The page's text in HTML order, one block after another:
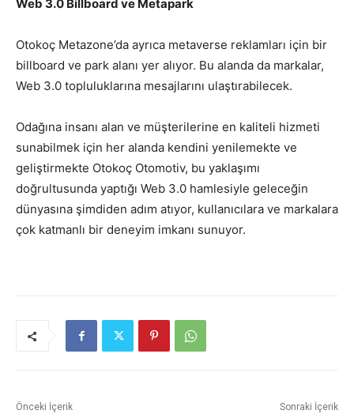
Web 3.0 Billboard ve Metapark
Otokoç Metazone’da ayrıca metaverse reklamları için bir
billboard ve park alanı yer alıyor. Bu alanda da markalar,
Web 3.0 topluluklarına mesajlarını ulaştırabilecek.
Odağına insanı alan ve müşterilerine en kaliteli hizmeti
sunabilmek için her alanda kendini yenilemekte ve
geliştirmekte Otokoç Otomotiv, bu yaklaşımı
doğrultusunda yaptığı Web 3.0 hamlesiyle geleceğin
dünyasına şimdiden adım atıyor, kullanıcılara ve markalara
çok katmanlı bir deneyim imkanı sunuyor.
Önceki İçerik Sonraki İçerik